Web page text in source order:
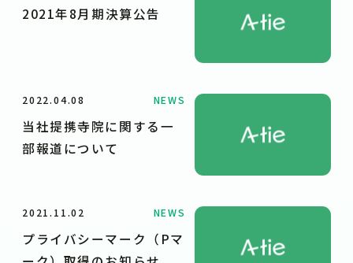
2021年8月期決算公告
2022.04.08 NEWS
当社提携寺院に関する一
部報道について
2021.11.02 NEWS
プライバシーマーク（Pマ